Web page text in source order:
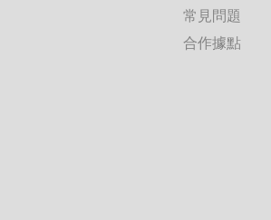
常見問題
合作據點